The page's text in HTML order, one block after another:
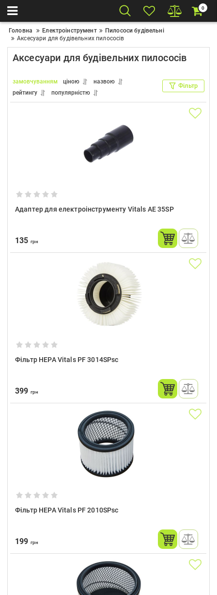
0
Головна Електроінструмент
Пилососи будівельні
Аксесуари для будівельних пилососів
Аксесуари для будівельних пилососів
замовчуванням ціною
назвою
рейтингу
популярністю
Фільтр
Адаптер для електроінструменту Vitals AE 35SP
135 грн
Фільтр HEPA Vitals PF 3014SPsc
399 грн
Фільтр HEPA Vitals PF 2010SPsc
199 грн